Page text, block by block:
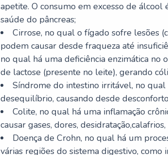
apetite. O consumo em excesso de
saúde do pâncreas;
Cirrose, no qual o fígado sofre lesões
podem causar desde fraqueza até
no qual há uma deficiência enzimática no
de lactose (presente no leite), gerando
Síndrome do intestino irritável, no
desequilíbrio, causando desde
Colite, no qual há uma inflamação
causar gases, dores,
Doença de Crohn, no qual há um
várias regiões do sistema digestivo,